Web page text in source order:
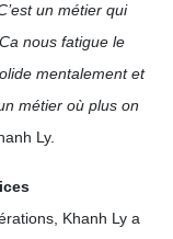
un métier qui
nous fatigue le
mentalement et
métier où plus on
Ly.
Khanh Ly a